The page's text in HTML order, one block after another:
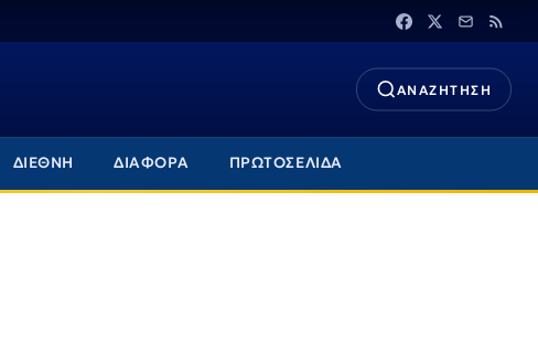
ΑΝΑΖΗΤΗΣΗ
ΔΙΕΘΝΗ ΔΙΑΦΟΡΑ ΠΡΩΤΟΣΕΛΙΔΑ